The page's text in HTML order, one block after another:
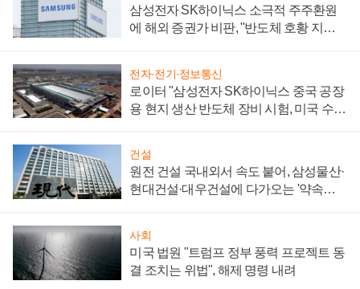
삼성전자 SK하이닉스 소극적 주주환원
에 해외 증권가 비판, "반도체 호황 지속
전자·전기·정보통신
로이터 "삼성전자 SK하이닉스 중국 공장
용 현지 생산 반도체 장비 시험, 미국 수출
건설
원전 건설 국내외서 속도 붙어, 삼성물산·
현대건설·대우건설에 다가오는 '약속의
사회
미국 법원 "트럼프 정부 풍력 프로젝트 동
결 조치는 위법", 해제 명령 내려